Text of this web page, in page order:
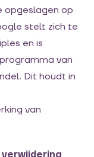
opgeslagen op
stelt zich te
en is
van
Dit houdt in
van